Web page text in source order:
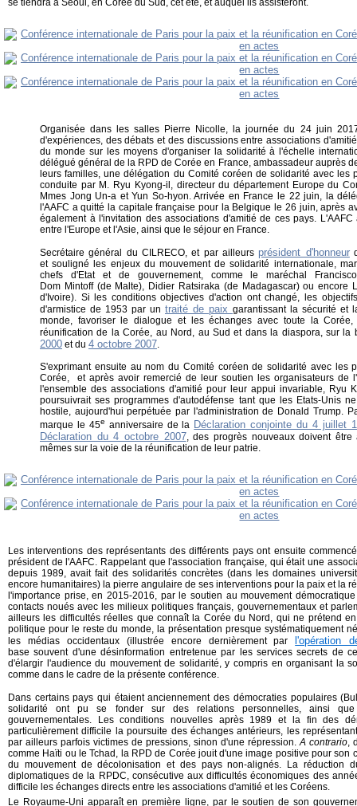
Organisée dans les salles Pierre Nicolle, la journée du 24 juin
d'expériences, des débats et des discussions entre associations
du monde sur les moyens d'organiser la solidarité à l'échelle
délégué général de la RPD de Corée en France, ambassadeur auprès
leurs familles, une délégation du Comité coréen de solidarité avec les
conduite par M. Ryu Kyong-il, directeur du département Europe du
Mmes Jong Un-a et Yun So-hyon. Arrivée en France le 22 juin, la
l'AAFC a quitté la capitale française pour la Belgique le 26 juin, après
également à l'invitation des associations d'amitié de ces pays.
entre l'Europe et l'Asie, ainsi que le séjour en France.
Secrétaire général du CILRECO, et par ailleurs président d'honneur
et souligné les enjeux du mouvement de solidarité internationale,
chefs d'Etat et de gouvernement, comme le maréchal
Dom Mintoff (de Malte), Didier Ratsiraka (de Madagascar) ou encore
d'Ivoire). Si les conditions objectives d'action ont changé, les
d'armistice de 1953 par un traité de paix garantissant la sécurité et
monde, favoriser le dialogue et les échanges avec toute la
réunification de la Corée, au Nord, au Sud et dans la diaspora, sur
2000 et du 4 octobre 2007
S'exprimant ensuite au nom du Comité coréen de solidarité avec les
Corée, et après avoir remercié de leur soutien les organisateurs de
l'ensemble des associations d'amitié pour leur appui invariable, Ryu
poursuivrait ses programmes d'autodéfense tant que les Etats-Unis
hostile, aujourd'hui perpétuée par l'administration de Donald Trump.
marque le 45e anniversaire de la Déclaration conjointe du 4 juillet
Déclaration du 4 octobre 2007, des progrès nouveaux doivent
mêmes sur la voie de la réunification de leur patrie.
Les interventions des représentants des différents pays ont ensuite
président de l'AAFC. Rappelant que l'association française, qui était une
depuis 1989, avait fait des solidarités concrètes (dans les domaines
encore humanitaires) la pierre angulaire de ses interventions pour la paix et la
l'importance prise, en 2015-2016, par le soutien au mouvement
contacts noués avec les milieux politiques français, gouvernementaux et
ailleurs les difficultés réelles que connaît la Corée du Nord, qui ne prétend
politique pour le reste du monde, la présentation presque systématiquement
les médias occidentaux (illustrée encore dernièrement par l'opération
base souvent d'une désinformation entretenue par les services secrets de
d'élargir l'audience du mouvement de solidarité, y compris en organisant la
comme dans le cadre de la présente conférence.
Dans certains pays qui étaient anciennement des démocraties populaires
solidarité ont pu se fonder sur des relations personnelles, ainsi
gouvernementales. Les conditions nouvelles après 1989 et la fin des
particulièrement difficile la poursuite des échanges antérieurs, les
par ailleurs parfois victimes de pressions, sinon d'une répression. A contrario
comme Haïti ou le Tchad, la RPD de Corée jouit d'une image positive pour son
du mouvement de décolonisation et des pays non-alignés. La réduction
diplomatiques de la RPDC, consécutive aux difficultés économiques des
difficile les échanges directs entre les associations d'amitié et les Coréens.
Le Royaume-Uni apparaît en première ligne, par le soutien de son